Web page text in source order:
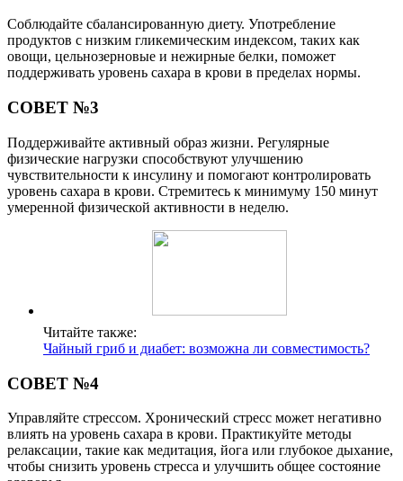
Соблюдайте сбалансированную диету. Употребление
продуктов с низким гликемическим индексом, таких как
овощи, цельнозерновые и нежирные белки, поможет
поддерживать уровень сахара в крови в пределах нормы.
СОВЕТ №3
Поддерживайте активный образ жизни. Регулярные
физические нагрузки способствуют улучшению
чувствительности к инсулину и помогают контролировать
уровень сахара в крови. Стремитесь к минимуму 150 минут
умеренной физической активности в неделю.
Читайте также:
Чайный гриб и диабет: возможна ли совместимость?
СОВЕТ №4
Управляйте стрессом. Хронический стресс может негативно
влиять на уровень сахара в крови. Практикуйте методы
релаксации, такие как медитация, йога или глубокое дыхание,
чтобы снизить уровень стресса и улучшить общее состояние